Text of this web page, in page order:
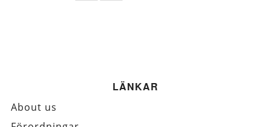
LÄNKAR
About us